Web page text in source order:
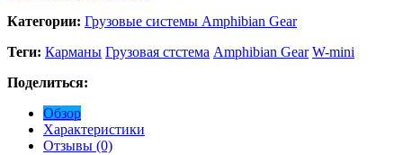
Категории: Грузовые системы Amphibian Gear
Теги: Карманы Грузовая стстема Amphibian Gear W-mini
Поделиться:
Обзор
Характеристики
Отзывы (0)